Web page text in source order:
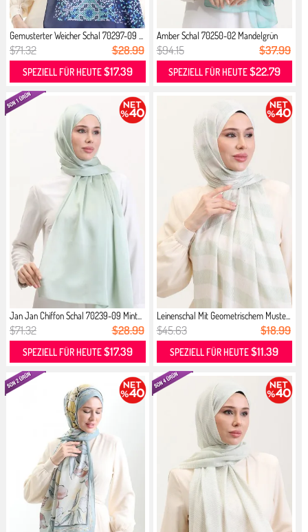
Gemusterter Weicher Schal 70297-09 ...
$71.32 $28.99
SPEZIELL FÜR HEUTE$17.39
Amber Schal 70250-02 Mandelgrün
Min...
$94.15 $37.99
SPEZIELL FÜR HEUTE$22.79
Jan Jan Chiffon Schal 70239-09 Mint...
$71.32 $28.99
SPEZIELL FÜR HEUTE$17.39
Leinenschal Mit Geometrischem Muste...
$45.63 $18.99
SPEZIELL FÜR HEUTE$11.39